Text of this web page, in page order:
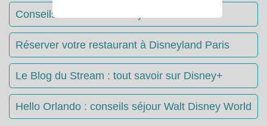
Conseils & Astuces Disneyland Paris
Réserver votre restaurant à Disneyland Paris
Le Blog du Stream : tout savoir sur Disney+
Hello Orlando : conseils séjour Walt Disney World